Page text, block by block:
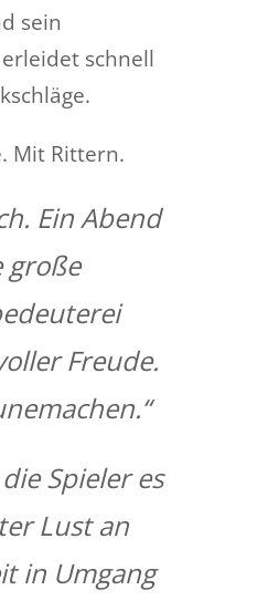
sein
schnell
Mit Rittern.
Ein Abend
große
Freude.
Spieler es
Lust an
in Umgang